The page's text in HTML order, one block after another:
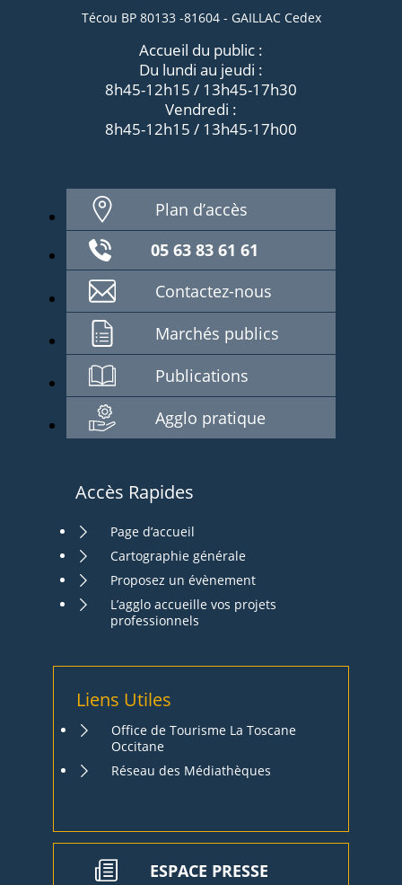
Técou BP 80133 -81604 - GAILLAC Cedex
Accueil du public :
Du lundi au jeudi :
8h45-12h15 / 13h45-17h30
Vendredi :
8h45-12h15 / 13h45-17h00
Plan d’accès
05 63 83 61 61
Contactez-nous
Marchés publics
Publications
Agglo pratique
Accès Rapides
Page d’accueil
Cartographie générale
Proposez un évènement
L’agglo accueille vos projets
professionnels
Liens Utiles
Office de Tourisme La Toscane
Occitane
Réseau des Médiathèques
ESPACE PRESSE